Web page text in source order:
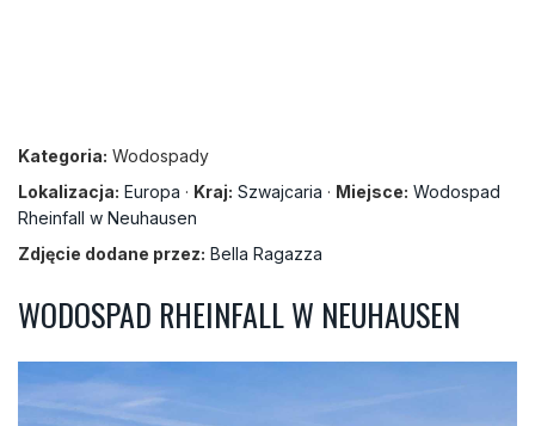
Kategoria: Wodospady
Lokalizacja: Europa · Kraj: Szwajcaria · Miejsce: Wodospad
Rheinfall w Neuhausen
Zdjęcie dodane przez: Bella Ragazza
WODOSPAD RHEINFALL W NEUHAUSEN